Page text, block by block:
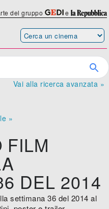
del gruppo e
Vai alla ricerca avanzata »
»
FILM
DEL 2014
settimana 36 del 2014 al